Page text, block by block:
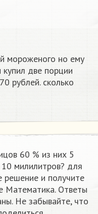
мороженого но ему
две порции
рублей. сколько
60 % из них 5
милилитров? для
решение и получите
Математика. Ответы
Не забывайте, что